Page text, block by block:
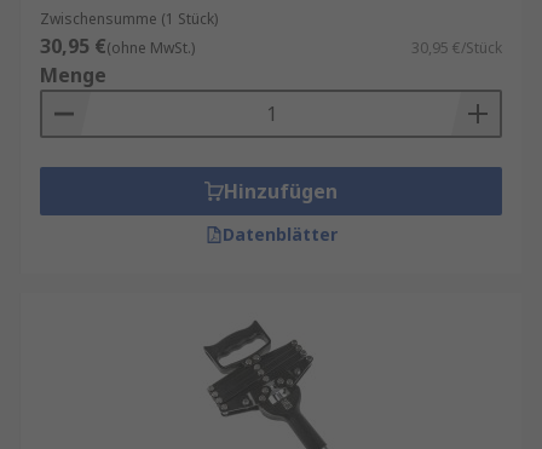
Zwischensumme (1 Stück)
30,95 €(ohne MwSt.) 30,95 €/Stück
Menge
Hinzufügen
Datenblätter